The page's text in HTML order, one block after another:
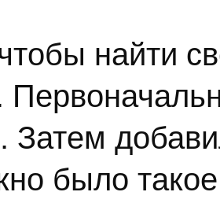
найти
Затем
было